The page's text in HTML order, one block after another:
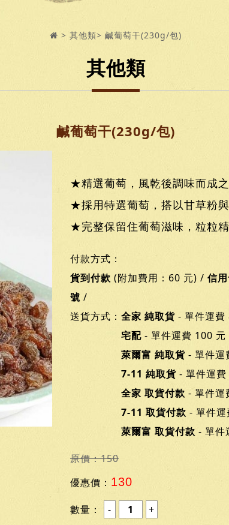
其他類 鹹葡萄干(230g/包)
其他類
鹹葡萄干(230g/包)
★精選葡萄，風乾後調味而成之
★採用特選葡萄，搭以甘草粉
★完整保留住葡萄滋味，粒粒精
付款方式：
貨到付款 (附加費用：60 元) / 信
號 /
送貨方式： 全家 純取貨- 單件運費
宅配- 單件運費 100 元
萊爾富 純取貨- 單件運
7-11 純取貨- 單件運費
全家 取貨付款 - 單件運
7-11 取貨付款 - 單件
萊爾富 取貨付款 - 單件
原價：150
優惠價： 130
數量：